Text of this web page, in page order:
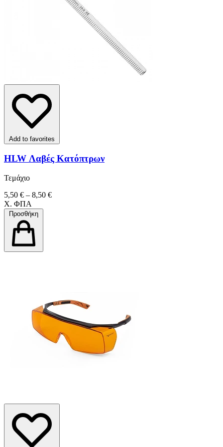
Add to favorites
HLW Λαβές Κατόπτρων
Τεμάχιο
5,50 € – 8,50 €
Χ. ΦΠΑ
Προσθήκη